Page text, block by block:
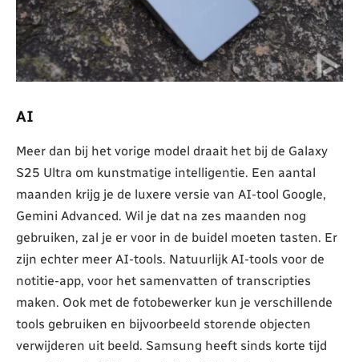
AI
Meer dan bij het vorige model draait het bij de Galaxy
S25 Ultra om kunstmatige intelligentie. Een aantal
maanden krijg je de luxere versie van AI-tool Google,
Gemini Advanced. Wil je dat na zes maanden nog
gebruiken, zal je er voor in de buidel moeten tasten. Er
zijn echter meer AI-tools. Natuurlijk AI-tools voor de
notitie-app, voor het samenvatten of transcripties
maken. Ook met de fotobewerker kun je verschillende
tools gebruiken en bijvoorbeeld storende objecten
verwijderen uit beeld. Samsung heeft sinds korte tijd